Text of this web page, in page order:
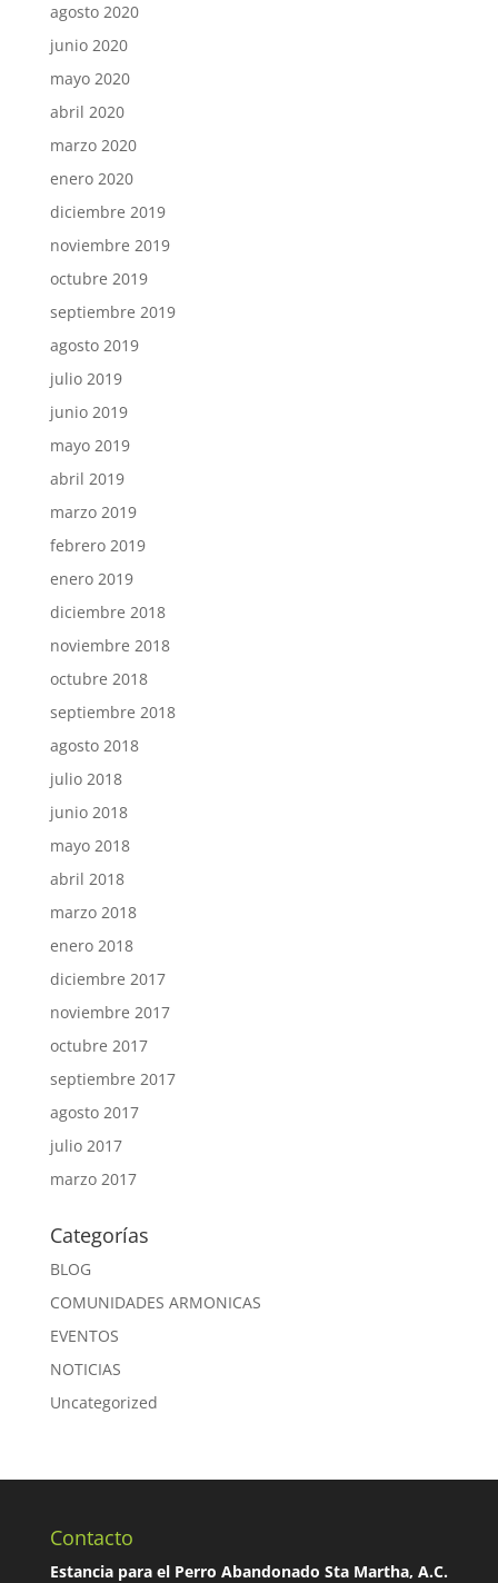
agosto 2020
junio 2020
mayo 2020
abril 2020
marzo 2020
enero 2020
diciembre 2019
noviembre 2019
octubre 2019
septiembre 2019
agosto 2019
julio 2019
junio 2019
mayo 2019
abril 2019
marzo 2019
febrero 2019
enero 2019
diciembre 2018
noviembre 2018
octubre 2018
septiembre 2018
agosto 2018
julio 2018
junio 2018
mayo 2018
abril 2018
marzo 2018
enero 2018
diciembre 2017
noviembre 2017
octubre 2017
septiembre 2017
agosto 2017
julio 2017
marzo 2017
Categorías
BLOG
COMUNIDADES ARMONICAS
EVENTOS
NOTICIAS
Uncategorized
Contacto
Estancia para el Perro Abandonado Sta Martha, A.C.